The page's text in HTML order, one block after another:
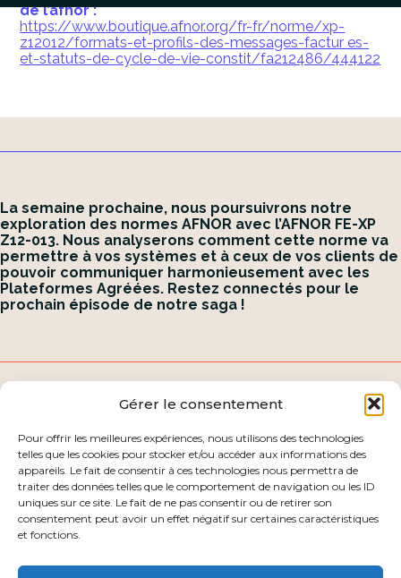
Gérer le consentement
Pour offrir les meilleures expériences, nous utilisons des technologies
telles que les cookies pour stocker et/ou accéder aux informations des
appareils. Le fait de consentir à ces technologies nous permettra de
traiter des données telles que le comportement de navigation ou les ID
uniques sur ce site. Le fait de ne pas consentir ou de retirer son
consentement peut avoir un effet négatif sur certaines caractéristiques
et fonctions.
de l’afnor :
https://www.boutique.afnor.org/fr-fr/norme/xp-
z12012/formats-et-profils-des-messages-factur es-
et-statuts-de-cycle-de-vie-constit/fa212486/444122
La semaine prochaine, nous poursuivrons notre
exploration des normes AFNOR avec l’AFNOR FE-XP
Z12-013. Nous analyserons comment cette norme va
permettre à vos systèmes et à ceux de vos clients de
pouvoir communiquer harmonieusement avec les
Plateformes Agréées. Restez connectés pour le
prochain épisode de notre saga !
Découvrez nos autres articles